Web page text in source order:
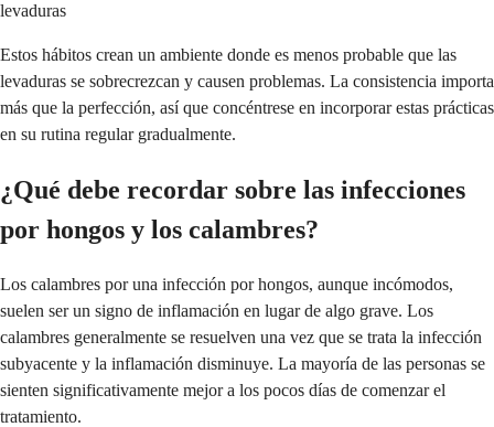
levaduras
Estos hábitos crean un ambiente donde es menos probable que las
levaduras se sobrecrezcan y causen problemas. La consistencia importa
más que la perfección, así que concéntrese en incorporar estas prácticas
en su rutina regular gradualmente.
¿Qué debe recordar sobre las infecciones
por hongos y los calambres?
Los calambres por una infección por hongos, aunque incómodos,
suelen ser un signo de inflamación en lugar de algo grave. Los
calambres generalmente se resuelven una vez que se trata la infección
subyacente y la inflamación disminuye. La mayoría de las personas se
sienten significativamente mejor a los pocos días de comenzar el
tratamiento.